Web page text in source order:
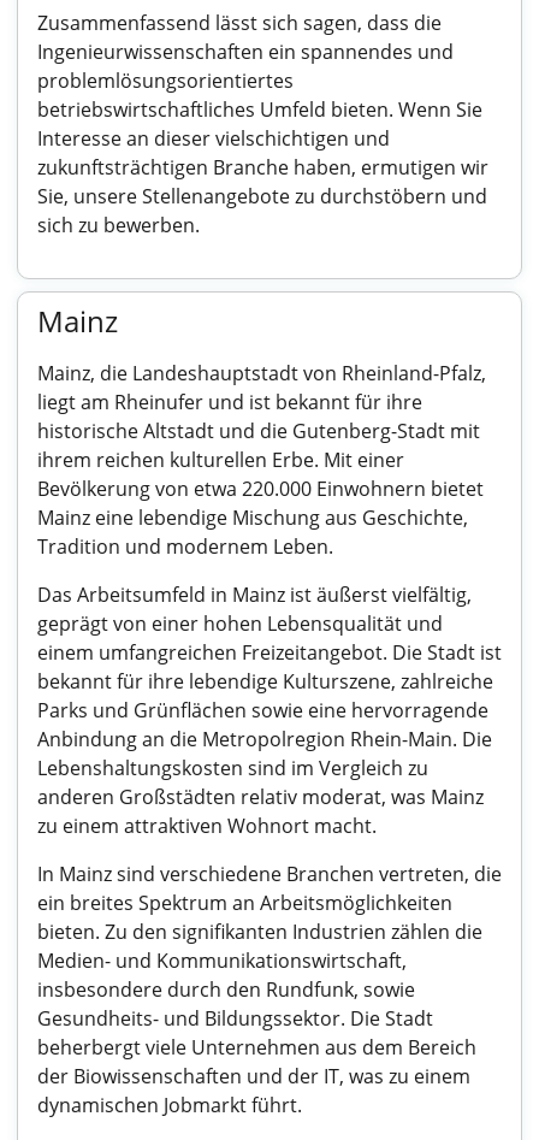
Zusammenfassend lässt sich sagen, dass die
Ingenieurwissenschaften ein spannendes und
problemlösungsorientiertes
betriebswirtschaftliches Umfeld bieten. Wenn Sie
Interesse an dieser vielschichtigen und
zukunftsträchtigen Branche haben, ermutigen wir
Sie, unsere Stellenangebote zu durchstöbern und
sich zu bewerben.
Mainz
Mainz, die Landeshauptstadt von Rheinland-Pfalz,
liegt am Rheinufer und ist bekannt für ihre
historische Altstadt und die Gutenberg-Stadt mit
ihrem reichen kulturellen Erbe. Mit einer
Bevölkerung von etwa 220.000 Einwohnern bietet
Mainz eine lebendige Mischung aus Geschichte,
Tradition und modernem Leben.
Das Arbeitsumfeld in Mainz ist äußerst vielfältig,
geprägt von einer hohen Lebensqualität und
einem umfangreichen Freizeitangebot. Die Stadt ist
bekannt für ihre lebendige Kulturszene, zahlreiche
Parks und Grünflächen sowie eine hervorragende
Anbindung an die Metropolregion Rhein-Main. Die
Lebenshaltungskosten sind im Vergleich zu
anderen Großstädten relativ moderat, was Mainz
zu einem attraktiven Wohnort macht.
In Mainz sind verschiedene Branchen vertreten, die
ein breites Spektrum an Arbeitsmöglichkeiten
bieten. Zu den signifikanten Industrien zählen die
Medien- und Kommunikationswirtschaft,
insbesondere durch den Rundfunk, sowie
Gesundheits- und Bildungssektor. Die Stadt
beherbergt viele Unternehmen aus dem Bereich
der Biowissenschaften und der IT, was zu einem
dynamischen Jobmarkt führt.